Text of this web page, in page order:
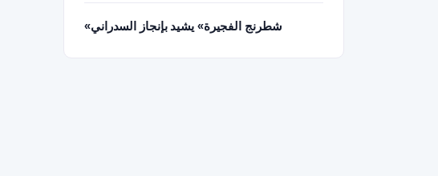
«شطرنج الفجيرة» يشيد بإنجاز السدراني